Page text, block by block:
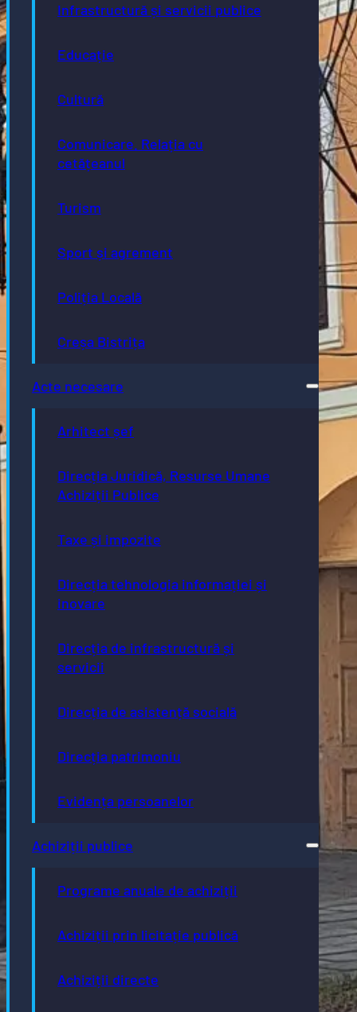
Infrastructură și servicii publice
Educație
Cultură
Comunicare. Relația cu
cetățeanul
Turism
Sport și agrement
Poliția Locală
Creșa Bistrița
Acte necesare
Arhitect șef
Direcția Juridică, Resurse Umane
Achiziții Publice
Taxe și impozite
Direcția tehnologia informației și
inovare
Direcția de infrastructură și
servicii
Direcția de asistență socială
Direcția patrimoniu
Evidența persoanelor
Achiziții publice
Programe anuale de achiziții
Achiziții prin licitație publică
Achiziții directe